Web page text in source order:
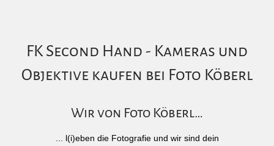
FK Second Hand - Kameras und
Objektive kaufen bei Foto Köberl
Wir von Foto Köberl…
... l(i)eben die Fotografie und wir sind dein